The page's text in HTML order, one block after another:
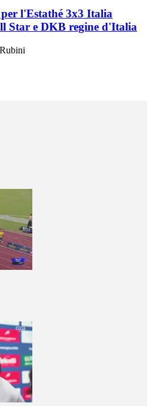
l'Estathé 3x3 Italia
Star e DKB regine d'Italia